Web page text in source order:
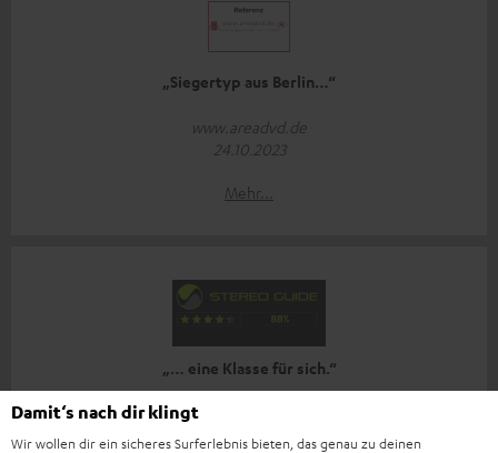
„Siegertyp aus Berlin…“
www.areadvd.de
24.10.2023
Mehr...
„… eine Klasse für sich.“
www.stereoguide.de
24.10.2023
Damit‘s nach dir klingt
Wir wollen dir ein sicheres Surferlebnis bieten, das genau zu deinen